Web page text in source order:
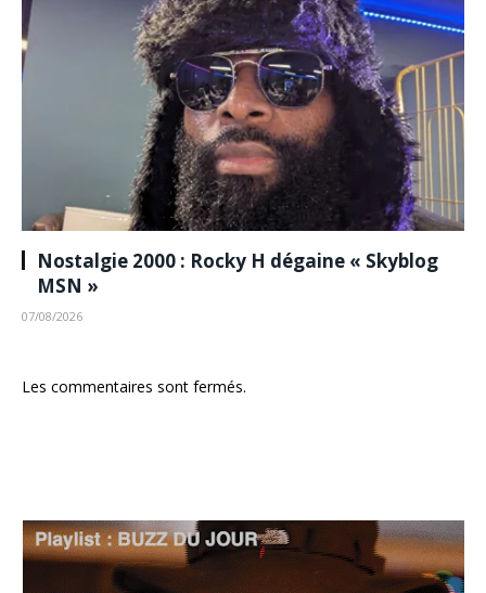
Nostalgie 2000 : Rocky H dégaine « Skyblog
MSN »
07/08/2026
Les commentaires sont fermés.